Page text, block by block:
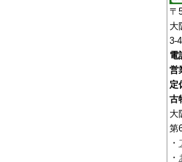
〒
大
3-
電
営
定
古
大
第
・
・